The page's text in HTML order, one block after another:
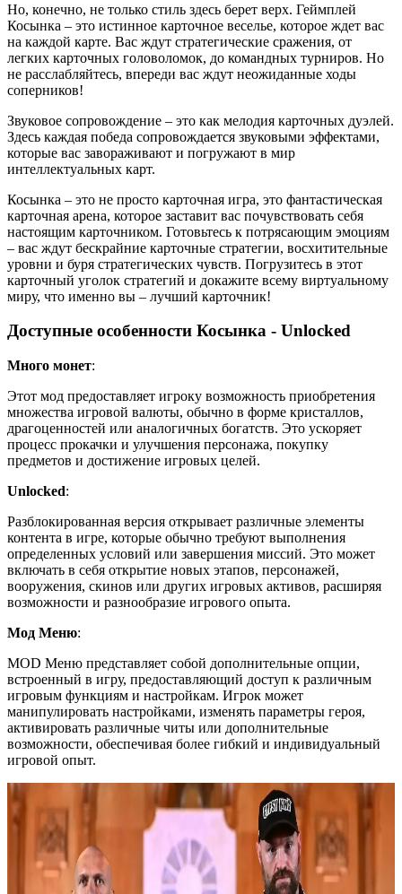
Но, конечно, не только стиль здесь берет верх. Геймплей
Косынка – это истинное карточное веселье, которое ждет вас
на каждой карте. Вас ждут стратегические сражения, от
легких карточных головоломок, до командных турниров. Но
не расслабляйтесь, впереди вас ждут неожиданные ходы
соперников!
Звуковое сопровождение – это как мелодия карточных дуэлей.
Здесь каждая победа сопровождается звуковыми эффектами,
которые вас завораживают и погружают в мир
интеллектуальных карт.
Косынка – это не просто карточная игра, это фантастическая
карточная арена, которое заставит вас почувствовать себя
настоящим карточником. Готовьтесь к потрясающим эмоциям
– вас ждут бескрайние карточные стратегии, восхитительные
уровни и буря стратегических чувств. Погрузитесь в этот
карточный уголок стратегий и докажите всему виртуальному
миру, что именно вы – лучший карточник!
Доступные особенности Косынка - Unlocked
Много монет:
Этот мод предоставляет игроку возможность приобретения
множества игровой валюты, обычно в форме кристаллов,
драгоценностей или аналогичных богатств. Это ускоряет
процесс прокачки и улучшения персонажа, покупку
предметов и достижение игровых целей.
Unlocked:
Разблокированная версия открывает различные элементы
контента в игре, которые обычно требуют выполнения
определенных условий или завершения миссий. Это может
включать в себя открытие новых этапов, персонажей,
вооружения, скинов или других игровых активов, расширяя
возможности и разнообразие игрового опыта.
Мод Меню:
MOD Меню представляет собой дополнительные опции,
встроенный в игру, предоставляющий доступ к различным
игровым функциям и настройкам. Игрок может
манипулировать настройками, изменять параметры героя,
активировать различные читы или дополнительные
возможности, обеспечивая более гибкий и индивидуальный
игровой опыт.